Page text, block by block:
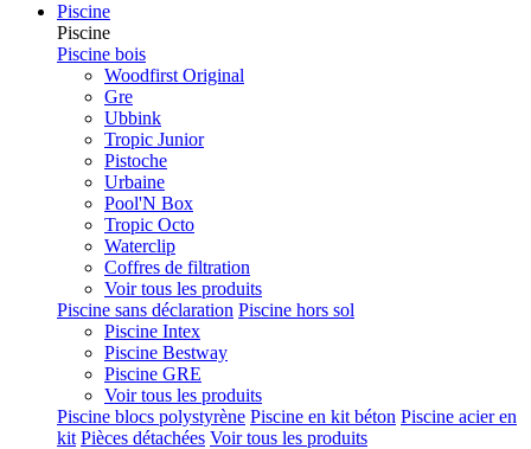
Piscine
Piscine
Piscine bois
Woodfirst Original
Gre
Ubbink
Tropic Junior
Pistoche
Urbaine
Pool'N Box
Tropic Octo
Waterclip
Coffres de filtration
Voir tous les produits
Piscine sans déclaration Piscine hors sol
Piscine Intex
Piscine Bestway
Piscine GRE
Voir tous les produits
Piscine blocs polystyrène Piscine en kit béton Piscine acier en
kit Pièces détachées Voir tous les produits